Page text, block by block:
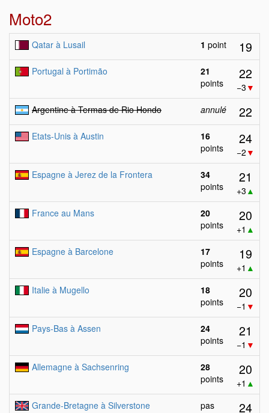
Moto2
Qatar à Lusail 1 point 19
Portugal à Portimão
21
points
22
−3 ▼
Argentine à Termas de Rio Hondo
annulé 22
Etats-Unis à Austin
16
points
24
−2 ▼
Espagne à Jerez de la Frontera
34
points
21
+3 ▲
France au Mans
20
points
20
+1 ▲
Espagne à Barcelone
17
points
19
+1 ▲
Italie à Mugello
18
points
20
−1 ▼
Pays-Bas à Assen
24
points
21
−1 ▼
Allemagne à Sachsenring
28
points
20
+1 ▲
Grande-Bretagne à Silverstone
pas
24